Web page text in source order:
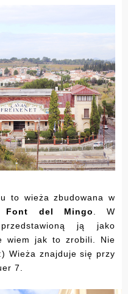
to wieża zbudowana w
del Mingo. W
przedstawioną ją jako
wiem jak to zrobili. Nie
Wieża znajduje się przy
7.